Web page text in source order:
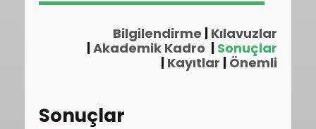
Bilgilendirme | Kılavuzlar
|Akademik Kadro | Sonuçlar
| Kayıtlar | Önemli
Sonuçlar